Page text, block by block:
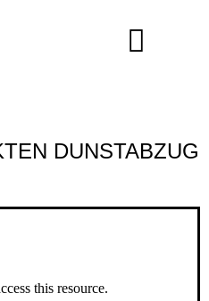
DUNSTABZUG